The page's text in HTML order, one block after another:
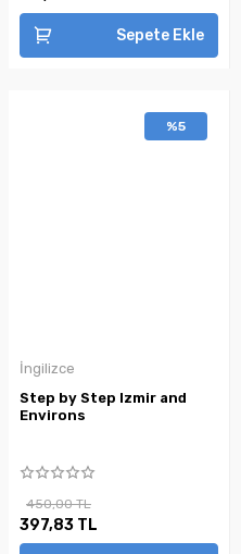
Sepete Ekle
%5
İngilizce
Step by Step Izmir and
Environs
450,00 TL
397,83 TL